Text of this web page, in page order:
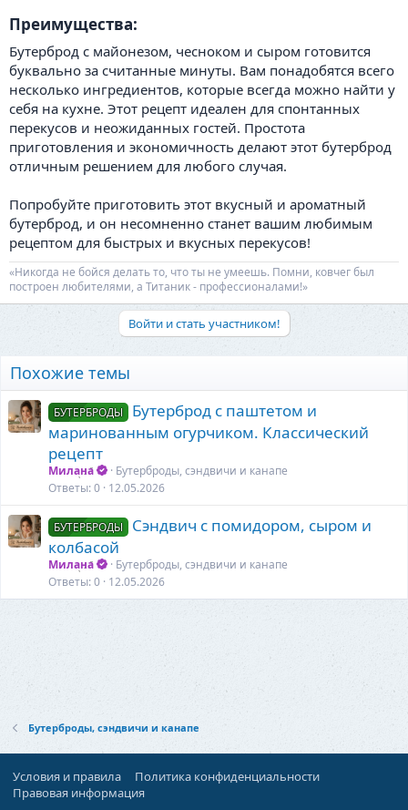
Преимущества:​
Бутерброд с майонезом, чесноком и сыром готовится
буквально за считанные минуты. Вам понадобятся всего
несколько ингредиентов, которые всегда можно найти у
себя на кухне. Этот рецепт идеален для спонтанных
перекусов и неожиданных гостей. Простота
приготовления и экономичность делают этот бутерброд
отличным решением для любого случая.
Попробуйте приготовить этот вкусный и ароматный
бутерброд, и он несомненно станет вашим любимым
рецептом для быстрых и вкусных перекусов!
«Никогда не бойся делать то, что ты не умеешь. Помни, ковчег был
построен любителями, а Титаник - профессионалами!»
Войти и стать участником!
Похожие темы
БУТЕРБРОДЫ
Бутерброд с паштетом и
маринованным огурчиком. Классический
рецепт
Милана
Бутерброды, сэндвичи и канапе
Ответы 0 12.05.2026
БУТЕРБРОДЫ
Сэндвич с помидором, сыром и
колбасой
Милана
Бутерброды, сэндвичи и канапе
Ответы 0 12.05.2026
Бутерброды, сэндвичи и канапе
Условия и правила
Политика конфиденциальности
Правовая информация